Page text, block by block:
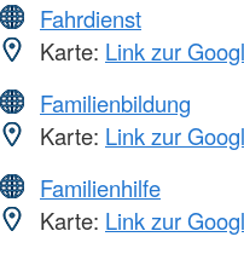
Fahrdienst
Karte: Link zur
Familienbildung
Karte: Link zur
Familienhilfe
Karte: Link zur